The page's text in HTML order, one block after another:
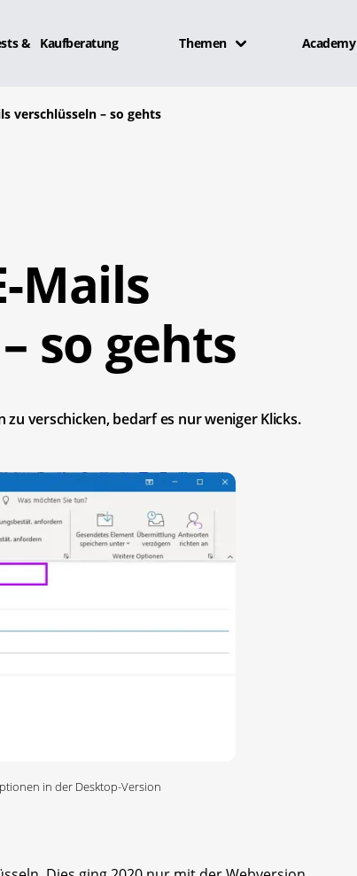
& Kaufberatung Themen Academy
verschlüsseln – so gehts
Mails
so gehts
verschicken, bedarf es nur weniger Klicks.
in der Desktop-Version